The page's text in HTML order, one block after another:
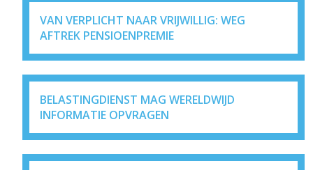
VAN VERPLICHT NAAR VRIJWILLIG: WEG
AFTREK PENSIOENPREMIE
BELASTINGDIENST MAG WERELDWIJD
INFORMATIE OPVRAGEN